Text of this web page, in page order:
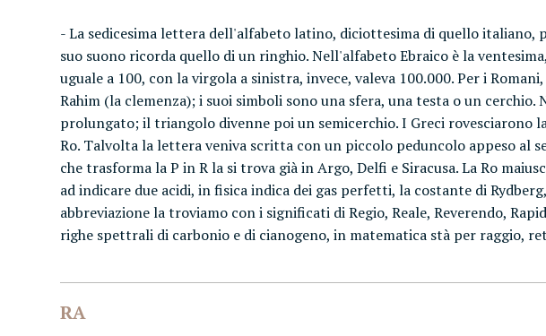
- La sedicesima lettera dell'alfabeto latino, diciottesima di quello italiano,
suo suono ricorda quello di un ringhio. Nell'alfabeto Ebraico è la
uguale a 100, con la virgola a sinistra, invece, valeva 100.000. Per i
Rahim (la clemenza); i suoi simboli sono una sfera, una testa o un
prolungato; il triangolo divenne poi un semicerchio. I Greci rovesciarono
Ro. Talvolta la lettera veniva scritta con un piccolo peduncolo appeso al
che trasforma la P in R la si trova già in Argo, Delfi e Siracusa. La Ro
ad indicare due acidi, in fisica indica dei gas perfetti, la costante di
abbreviazione la troviamo con i significati di Regio, Reale, Reverendo,
righe spettrali di carbonio e di cianogeno, in matematica stà per raggio,
RA